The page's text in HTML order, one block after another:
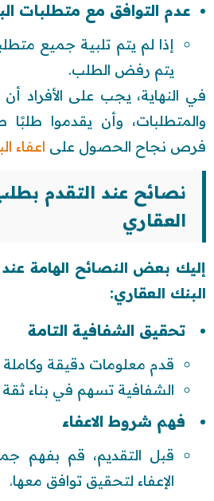
عدم التوافق مع متطلبات
إذا لم يتم تلبية جميع
يتم رفض الطلب.
في النهاية، يجب على الأفراد
والمتطلبات، وأن يقدموا طلبًا
فرص نجاح الحصول على اعفاء
نصائح عند التقدم
العقاري
إليك بعض النصائح الهامة عند
البنك العقاري:
تحقيق الشفافية التامة
قدم معلومات دقيقة
الشفافية تسهم في بناء ثقة
فهم شروط الاعفاء
قبل التقديم، قم بفهم
الإعفاء لتحقيق توافق معها.